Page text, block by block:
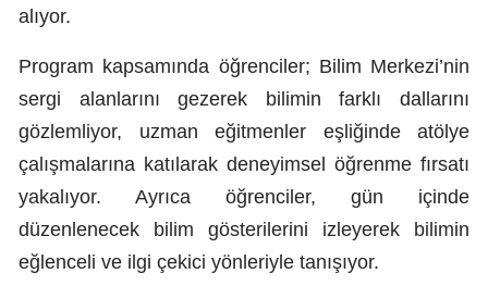
Kocaeli
Konya
Kütahya
Malatya
Manisa
alıyor.
Program kapsamında öğrenciler; Bilim Merkezi’nin
sergi alanlarını gezerek bilimin farklı dallarını
gözlemliyor, uzman eğitmenler eşliğinde atölye
çalışmalarına katılarak deneyimsel öğrenme fırsatı
yakalıyor. Ayrıca öğrenciler, gün içinde
düzenlenecek bilim gösterilerini izleyerek bilimin
eğlenceli ve ilgi çekici yönleriyle tanışıyor.